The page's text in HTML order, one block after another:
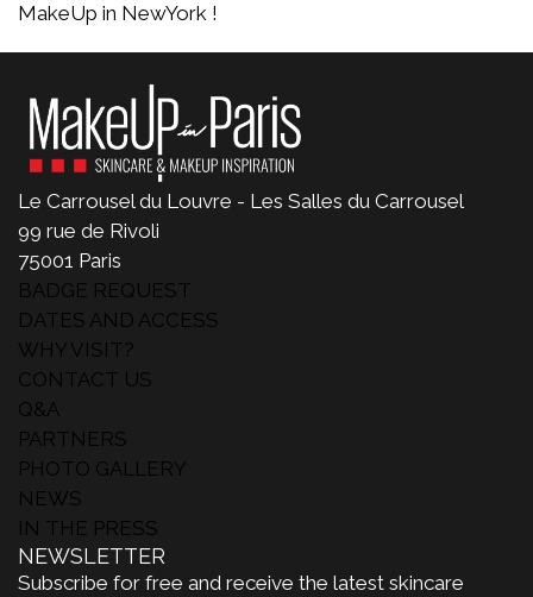
MakeUp in NewYork !
Le Carrousel du Louvre - Les Salles du Carrousel
99 rue de Rivoli
75001 Paris
BADGE REQUEST
DATES AND ACCESS
WHY VISIT?
CONTACT US
Q&A
PARTNERS
PHOTO GALLERY
NEWS
IN THE PRESS
NEWSLETTER
Subscribe for free and receive the latest skincare